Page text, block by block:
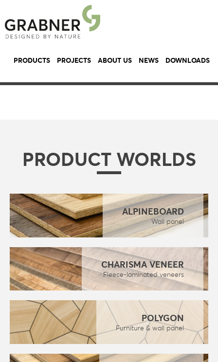
PRODUCTS PROJECTS ABOUT US NEWS DOWNLOADS
PRODUCT WORLDS
ALPINEBOARD
Wall panel
CHARISMA VENEER
Fleece-laminated veneers
POLYGON
Furniture & wall panel